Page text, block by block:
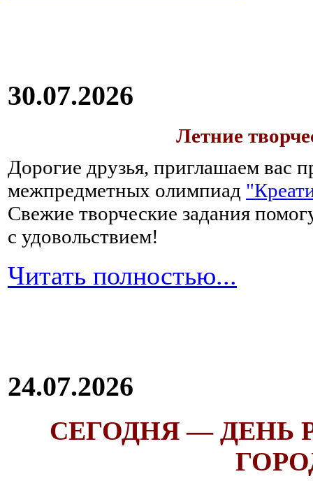
30.07.2026
Летние
Дорогие друзья, приглашаем вас
межпредметных олимпиад
Свежие творческие задания
с удовольствием!
Читать полностью...
24.07.2026
СЕГОДНЯ — ДЕНЬ